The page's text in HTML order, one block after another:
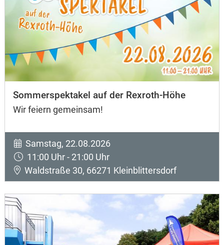
Sommerspektakel auf der Rexroth-Höhe
Wir feiern gemeinsam!
Samstag, 22.08.2026
11:00 Uhr - 21:00 Uhr
Waldstraße 30, 66271 Kleinblittersdorf